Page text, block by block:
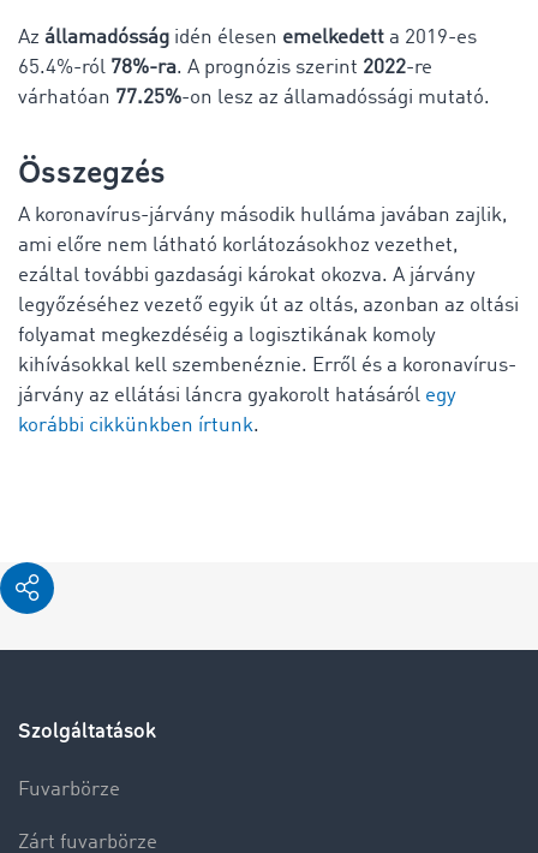
Az államadósság idén élesen emelkedett a 2019-es
65.4%-ról 78%-ra. A prognózis szerint 2022-re
várhatóan 77.25%-on lesz az államadóssági mutató.
Összegzés
A koronavírus-járvány második hulláma javában zajlik,
ami előre nem látható korlátozásokhoz vezethet,
ezáltal további gazdasági károkat okozva. A járvány
legyőzéséhez vezető egyik út az oltás, azonban az oltási
folyamat megkezdéséig a logisztikának komoly
kihívásokkal kell szembenéznie. Erről és a koronavírus-
járvány az ellátási láncra gyakorolt hatásáról egy
korábbi cikkünkben írtunk.
Szolgáltatások
Fuvarbörze
Zárt fuvarbörze